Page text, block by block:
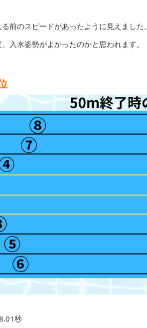
前のスピードがあったように見えました。
入水姿勢がよかったのかと思われます。
秒